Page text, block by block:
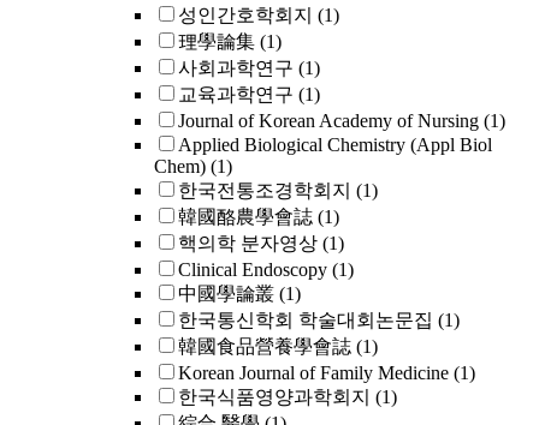
성인간호학회지 (1)
理學論集 (1)
사회과학연구 (1)
교육과학연구 (1)
Journal of Korean Academy of Nursing (1)
Applied Biological Chemistry (Appl Biol
Chem) (1)
한국전통조경학회지 (1)
韓國酪農學會誌 (1)
핵의학 분자영상 (1)
Clinical Endoscopy (1)
中國學論叢 (1)
한국통신학회 학술대회논문집 (1)
韓國食品營養學會誌 (1)
Korean Journal of Family Medicine (1)
한국식품영양과학회지 (1)